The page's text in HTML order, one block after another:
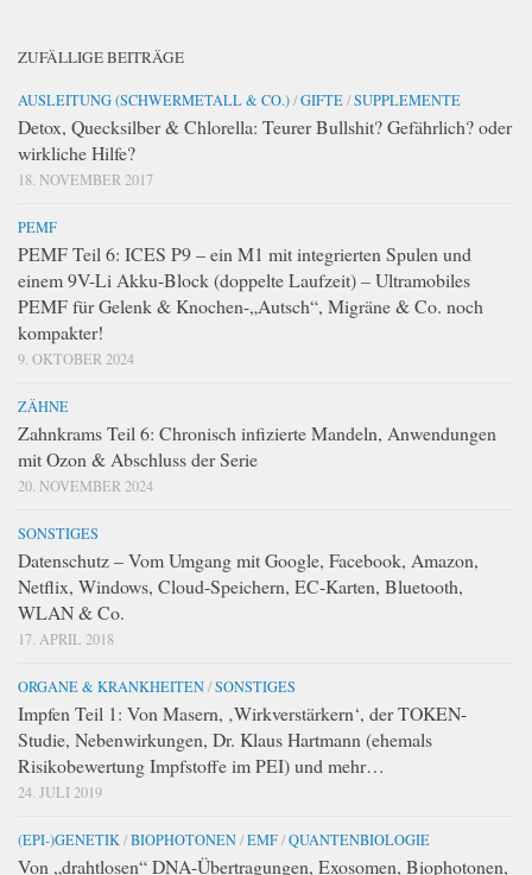
ZUFÄLLIGE BEITRÄGE
AUSLEITUNG (SCHWERMETALL & CO.)/GIFTE/SUPPLEMENTE
Detox, Quecksilber & Chlorella: Teurer Bullshit? Gefährlich? oder
wirkliche Hilfe?
18. NOVEMBER 2017
PEMF
PEMF Teil 6: ICES P9 – ein M1 mit integrierten Spulen und
einem 9V-Li Akku-Block (doppelte Laufzeit) – Ultramobiles
PEMF für Gelenk & Knochen-„Autsch“, Migräne & Co. noch
kompakter!
9. OKTOBER 2024
ZÄHNE
Zahnkrams Teil 6: Chronisch infizierte Mandeln, Anwendungen
mit Ozon & Abschluss der Serie
20. NOVEMBER 2024
SONSTIGES
Datenschutz – Vom Umgang mit Google, Facebook, Amazon,
Netflix, Windows, Cloud-Speichern, EC-Karten, Bluetooth,
WLAN & Co.
17. APRIL 2018
ORGANE & KRANKHEITEN/SONSTIGES
Impfen Teil 1: Von Masern, ‚Wirkverstärkern‘, der TOKEN-
Studie, Nebenwirkungen, Dr. Klaus Hartmann (ehemals
Risikobewertung Impfstoffe im PEI) und mehr…
24. JULI 2019
(EPI-)GENETIK /BIOPHOTONEN/EMF/QUANTENBIOLOGIE
Von „drahtlosen“ DNA-Übertragungen, Exosomen, Biophotonen,